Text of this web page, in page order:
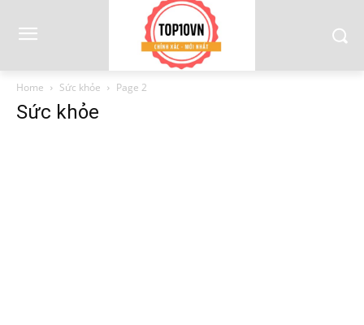
Home Sức khỏe Page 2
Sức khỏe